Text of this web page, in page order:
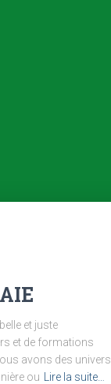
et juste
et de formations
avons des univers
ou
Lire la suite…